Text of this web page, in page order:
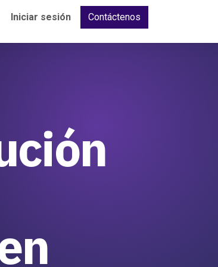
Iniciar sesión Contáctenos